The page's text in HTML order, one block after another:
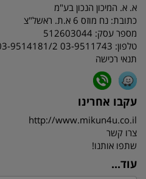
א. א. המיכון הנכון בע"מ
כתובת: נח מוזס 6 א.ת. ראשל"צ
מספר עסק: 512603044
טלפון: 03-9511743 03-9514181/2
תנאי רכישה
עקבו אחרינו
http://www.mikun4u.co.il
צרו קשר
שתפו אותנו!
עוד...